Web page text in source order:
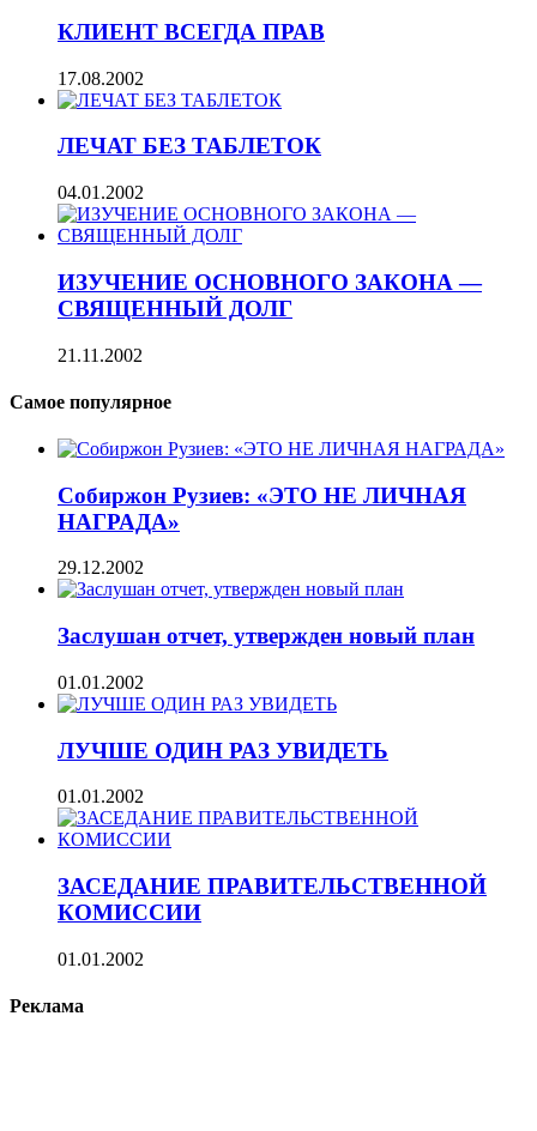
КЛИЕНТ ВСЕГДА ПРАВ
17.08.2002
ЛЕЧАТ БЕЗ ТАБЛЕТОК
04.01.2002
ИЗУЧЕНИЕ ОСНОВНОГО ЗАКОНА —
СВЯЩЕННЫЙ ДОЛГ
21.11.2002
Самое популярное
Собиржон Рузиев: «ЭТО НЕ ЛИЧНАЯ
НАГРАДА»
29.12.2002
Заслушан отчет, утвержден новый план
01.01.2002
ЛУЧШЕ ОДИН РАЗ УВИДЕТЬ
01.01.2002
ЗАСЕДАНИЕ ПРАВИТЕЛЬСТВЕННОЙ
КОМИССИИ
01.01.2002
Реклама